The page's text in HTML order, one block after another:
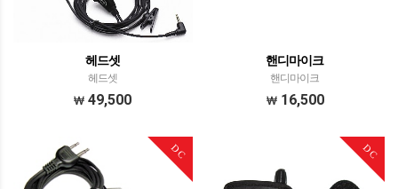
헤드셋
헤드셋
49,500
핸디마이크
핸디마이크
16,500
DC DC